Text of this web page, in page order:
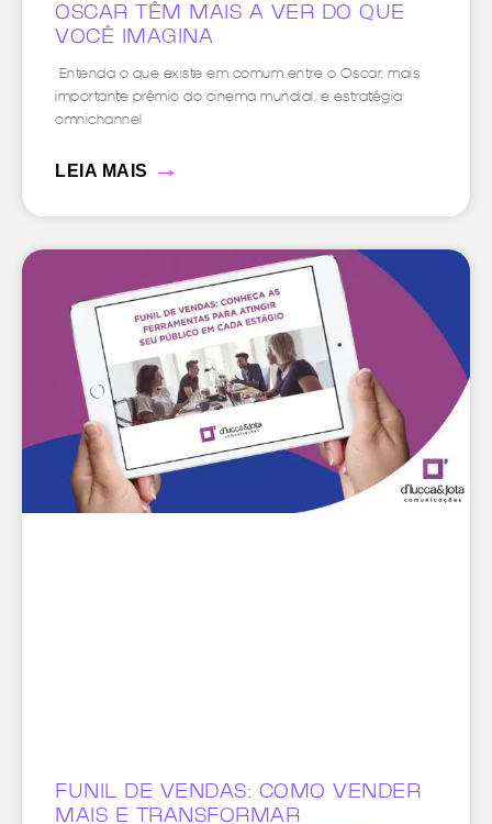
OSCAR TÊM MAIS A VER DO QUE
VOCÊ IMAGINA
Entenda o que existe em comum entre o Oscar, mais
importante prêmio do cinema mundial, e estratégia
omnichannel
LEIA MAIS →
FUNIL DE VENDAS: COMO VENDER
MAIS E TRANSFORMAR